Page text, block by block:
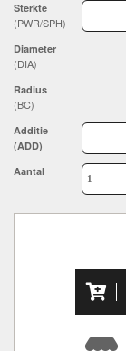
Sterkte
(PWR/SPH)
Diameter
(DIA)
Radius
(BC)
Additie
(ADD)
Aantal